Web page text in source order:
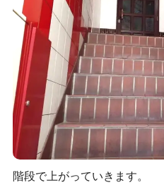
階段で上がっていきます。